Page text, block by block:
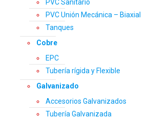
PVC Sanitario
PVC Unión Mecánica – Biaxial
Tanques
Cobre
EPC
Tubería rígida y Flexible
Galvanizado
Accesorios Galvanizados
Tubería Galvanizada